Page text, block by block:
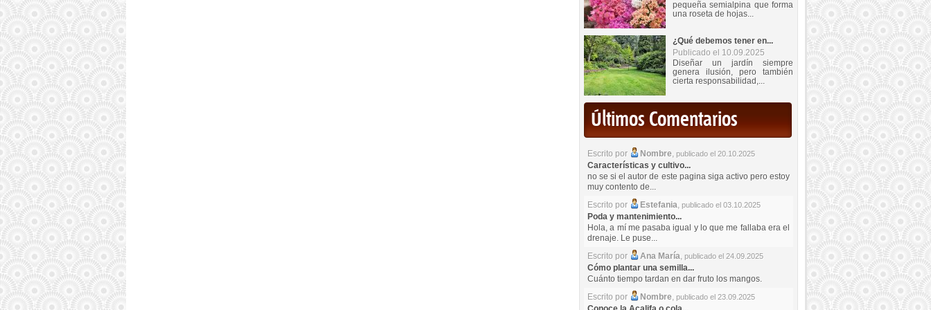
pequeña semialpina que forma
una roseta de hojas...
¿Qué debemos tener en...
Publicado el 10.09.2025
Diseñar un jardín siempre
genera ilusión, pero también
cierta responsabilidad,...
Últimos Comentarios
Escrito por Nombre, publicado el 20.10.2025
Características y cultivo...
no se si el autor de este pagina siga activo pero estoy
muy contento de...
Escrito por
Estefania, publicado el 03.10.2025
Poda y mantenimiento...
Hola, a mí me pasaba igual y lo que me fallaba era el
drenaje. Le puse...
Escrito por
Ana María, publicado el 24.09.2025
Cómo plantar una semilla...
Cuánto tiempo tardan en dar fruto los mangos.
Escrito por
Nombre, publicado el 23.09.2025